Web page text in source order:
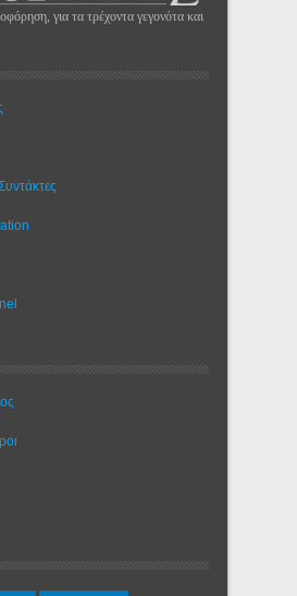
για τα τρέχοντα γεγονότα και